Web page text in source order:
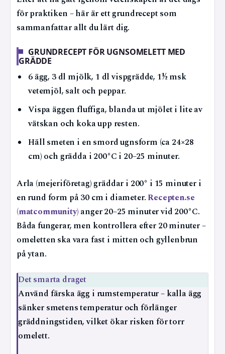
för praktiken – här är ett grundrecept som
sammanfattar allt du lärt dig.
GRUNDRECEPT FÖR UGNSOMELETT MED
GRÄDDE
6 ägg, 3 dl mjölk, 1 dl vispgrädde, 1½ msk
vetemjöl, salt och peppar.
Vispa äggen fluffiga, blanda ut mjölet i lite av
vätskan och koka upp resten.
Häll smeten i en smord ugnsform (ca 24×28
cm) och grädda i 200°C i 20–25 minuter.
Arla (mejeriföretag) gräddar i 200° i 15 minuter i
en rund form på 30 cm i diameter.Recepten.se
(matcommunity) anger 20–25 minuter vid 200°C.
Båda fungerar, men kontrollera efter 20 minuter –
omeletten ska vara fast i mitten och gyllenbrun
på ytan.
Det smarta draget
Använd färska ägg i rumstemperatur – kalla ägg
sänker smetens temperatur och förlänger
gräddningstiden, vilket ökar risken för torr
omelett.